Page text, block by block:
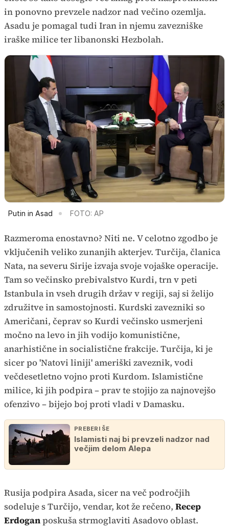
in ponovno prevzele nadzor nad večino ozemlja.
Asadu je pomagal tudi Iran in njemu zavezniške
iraške milice ter libanonski Hezbolah.
Putin in Asad FOTO: AP
Razmeroma enostavno? Niti ne. V celotno zgodbo je
vključenih veliko zunanjih akterjev. Turčija, članica
Nata, na severu Sirije izvaja svoje vojaške operacije.
Tam so večinsko prebivalstvo Kurdi, trn v peti
Istanbula in vseh drugih držav v regiji, saj si želijo
združitve in samostojnosti. Kurdski zavezniki so
Američani, čeprav so Kurdi večinsko usmerjeni
močno na levo in jih vodijo komunistične,
anarhistične in socialistične frakcije. Turčija, ki je
sicer po 'Natovi liniji' ameriški zaveznik, vodi
večdesetletno vojno proti Kurdom. Islamistične
milice, ki jih podpira – prav te stojijo za najnovejšo
ofenzivo – bijejo boj proti vladi v Damasku.
PREBERI ŠE
Islamisti naj bi prevzeli nadzor nad
večjim delom Alepa
Rusija podpira Asada, sicer na več področjih
sodeluje s Turčijo, vendar, kot že rečeno, Recep
Erdoganposkuša strmoglaviti Asadovo oblast.